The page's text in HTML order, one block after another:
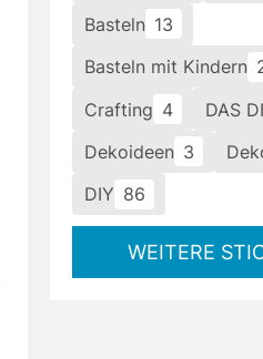
Basteln 13
Basteln mit Kindern
Crafting 4 DAS
Dekoideen 3
DIY 86
WEITERE